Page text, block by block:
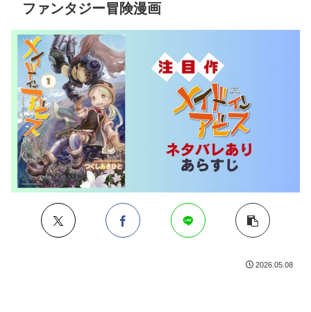
ファンタジー冒険漫画
2026.05.08